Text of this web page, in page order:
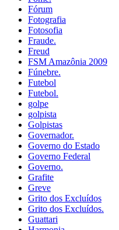
Fórum
Fotografia
Fotosofia
Fraude.
Freud
FSM Amazônia 2009
Fúnebre.
Futebol
Futebol.
golpe
golpista
Golpistas
Governador.
Governo do Estado
Governo Federal
Governo.
Grafite
Greve
Grito dos Excluídos
Grito dos Excluídos.
Guattari